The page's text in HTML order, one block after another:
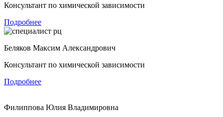
Консультант по химической зависимости
Подробнее
Беляков Максим Александрович
Консультант по химической зависимости
Подробнее
Филиппова Юлия Владимировна